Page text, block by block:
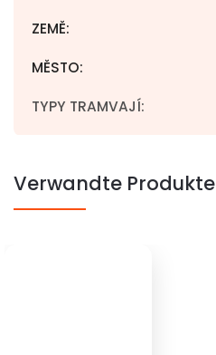
ZEMĚ:
MĚSTO:
TYPY TRAMVAJÍ:
Verwandte Produkte